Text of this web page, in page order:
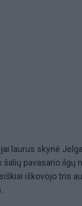
laurus skynė
pavasario ilgų
iškovojo tris